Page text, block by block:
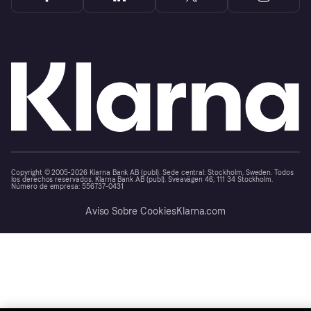
Copyright © 2005-2026 Klarna Bank AB (publ). Sede central: Stockholm, Sweden. Todos
los derechos reservados. Klarna Bank AB (publ). Sveavägen 46, 111 34 Stockholm.
Número de empresa: 556737-0431
Aviso Sobre CookiesKlarna.com